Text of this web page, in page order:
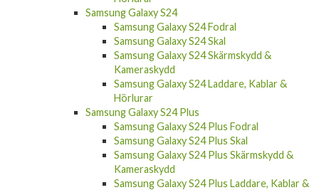
Samsung Galaxy S24 Fodral
Samsung Galaxy S24 Skal
Samsung Galaxy S24 Skärmskydd &
Kameraskydd
Samsung Galaxy S24 Laddare, Kablar &
Hörlurar
Samsung Galaxy S24 Plus
Samsung Galaxy S24 Plus Fodral
Samsung Galaxy S24 Plus Skal
Samsung Galaxy S24 Plus Skärmskydd &
Kameraskydd
Samsung Galaxy S24 Plus Laddare, Kablar &
Hörlurar